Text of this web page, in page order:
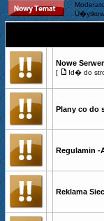
Nowe
[ Id� do
Plany co do
Regulamin -
Reklama